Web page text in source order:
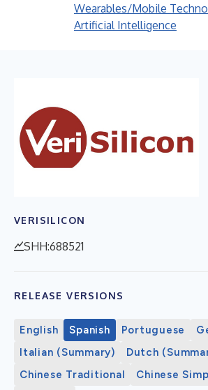
Wearables/Mobile
Artificial Intelligence
VERISILICON
SHH:688521
RELEASE VERSIONS
English Spanish Portuguese
Italian (Summary)
Dutch
Chinese Traditional
Chinese